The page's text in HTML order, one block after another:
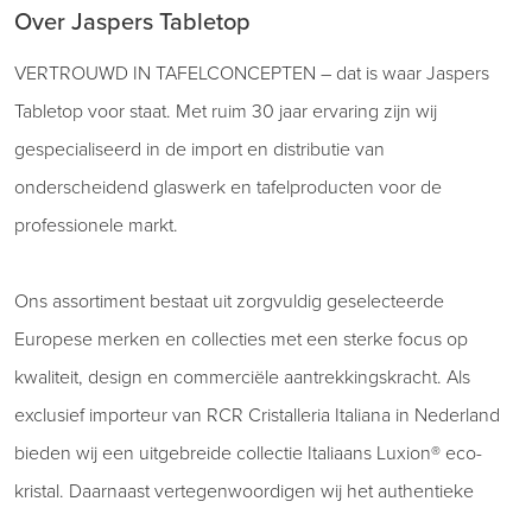
Over Jaspers Tabletop
VERTROUWD IN TAFELCONCEPTEN – dat is waar Jaspers
Tabletop voor staat. Met ruim 30 jaar ervaring zijn wij
gespecialiseerd in de import en distributie van
onderscheidend glaswerk en tafelproducten voor de
professionele markt.
Ons assortiment bestaat uit zorgvuldig geselecteerde
Europese merken en collecties met een sterke focus op
kwaliteit, design en commerciële aantrekkingskracht. Als
exclusief importeur van RCR Cristalleria Italiana in Nederland
bieden wij een uitgebreide collectie Italiaans Luxion® eco-
kristal. Daarnaast vertegenwoordigen wij het authentieke